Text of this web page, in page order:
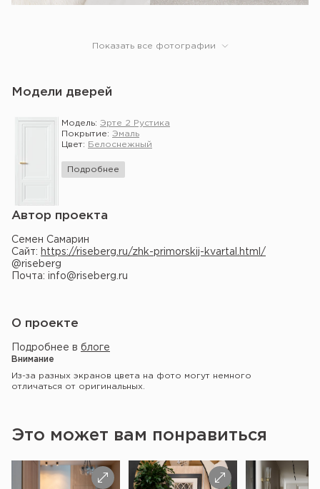
Показать все фотографии
Модели дверей
Модель: Эрте 2 Рустика
Покрытие: Эмаль
Цвет:
Белоснежный
Подробнее
Автор проекта
Семен Самарин
Сайт: https://riseberg.ru/zhk-primorskij-kvartal.html/
@riseberg
Почта: info@riseberg.ru
О проекте
Подробнее в блоге
Внимание
Из-за разных экранов цвета на фото могут немного
отличаться от оригинальных.
Это может вам понравиться